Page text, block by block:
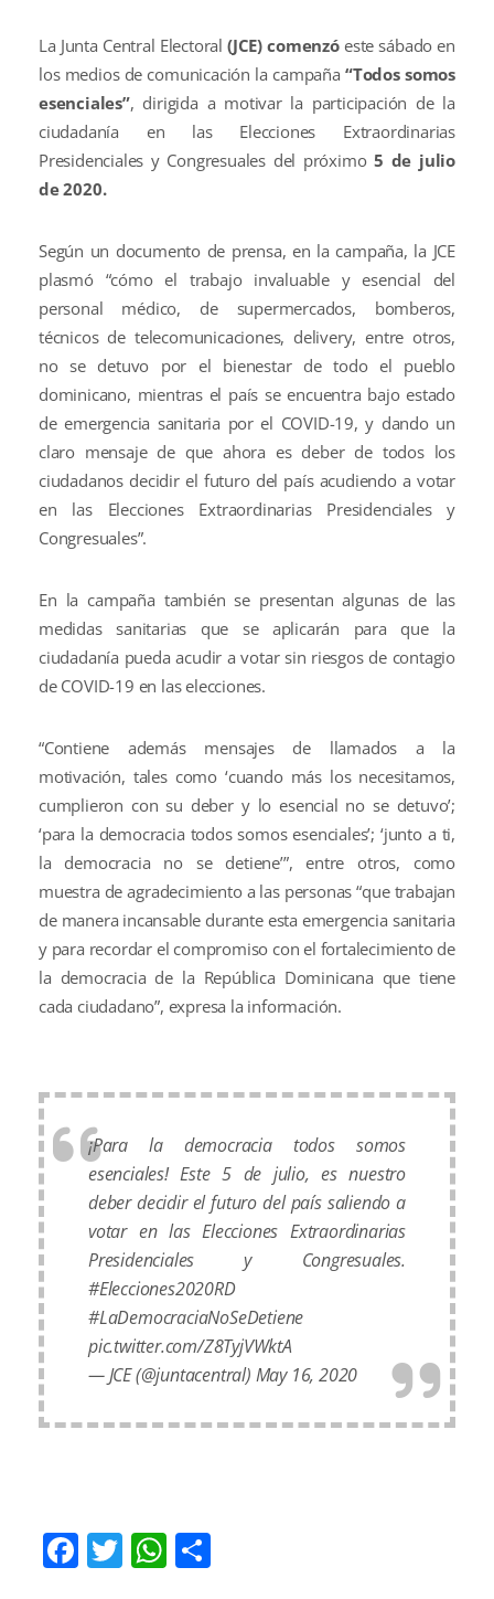
La Junta Central Electoral(JCE) comenzóeste sábado en
los medios de comunicación la campaña “Todos somos
esenciales”, dirigida a motivar la participación de la
ciudadanía en las Elecciones Extraordinarias
Presidenciales y Congresuales del próximo5 de julio
de 2020.
Según un documento de prensa, en la campaña, la JCE
plasmó “cómo el trabajo invaluable y esencial del
personal médico, de supermercados, bomberos,
técnicos de telecomunicaciones, delivery, entre otros,
no se detuvo por el bienestar de todo el pueblo
dominicano, mientras el país se encuentra bajo estado
de emergencia sanitaria por el COVID-19, y dando un
claro mensaje de que ahora es deber de todos los
ciudadanos decidir el futuro del país acudiendo a votar
en las Elecciones Extraordinarias Presidenciales y
Congresuales”.
En la campaña también se presentan algunas de las
medidas sanitarias que se aplicarán para que la
ciudadanía pueda acudir a votar sin riesgos de contagio
de COVID-19 en las elecciones.
“Contiene además mensajes de llamados a la
motivación, tales como ‘cuando más los necesitamos,
cumplieron con su deber y lo esencial no se detuvo’;
‘para la democracia todos somos esenciales’; ‘junto a ti,
la democracia no se detiene’”, entre otros, como
muestra de agradecimiento a las personas “que trabajan
de manera incansable durante esta emergencia sanitaria
y para recordar el compromiso con el fortalecimiento de
la democracia de la República Dominicana que tiene
cada ciudadano”, expresa la información.
¡Para la democracia todos somos
esenciales! Este 5 de julio, es nuestro
deber decidir el futuro del país saliendo a
votar en las Elecciones Extraordinarias
Presidenciales y Congresuales.
#Elecciones2020RD
#LaDemocraciaNoSeDetiene
pic.twitter.com/Z8TyjVWktA
— JCE (@juntacentral) May 16, 2020
Facebook
TwitterWhatsApp